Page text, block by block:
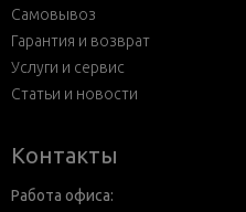
Самовывоз
Гарантия и возврат
Услуги и сервис
Статьи и новости
Контакты
Работа офиса: